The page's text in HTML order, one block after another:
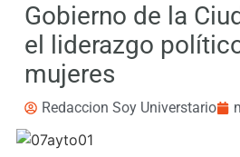
Gobierno de la
el liderazgo
mujeres
Redaccion Soy Universtario